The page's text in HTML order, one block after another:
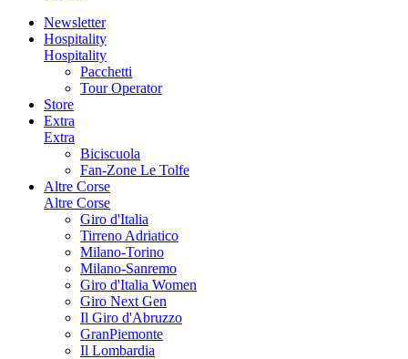
Newsletter
Hospitality
Hospitality
Pacchetti
Tour Operator
Store
Extra
Extra
Biciscuola
Fan-Zone Le Tolfe
Altre Corse
Altre Corse
Giro d'Italia
Tirreno Adriatico
Milano-Torino
Milano-Sanremo
Giro d'Italia Women
Giro Next Gen
Il Giro d'Abruzzo
GranPiemonte
Il Lombardia